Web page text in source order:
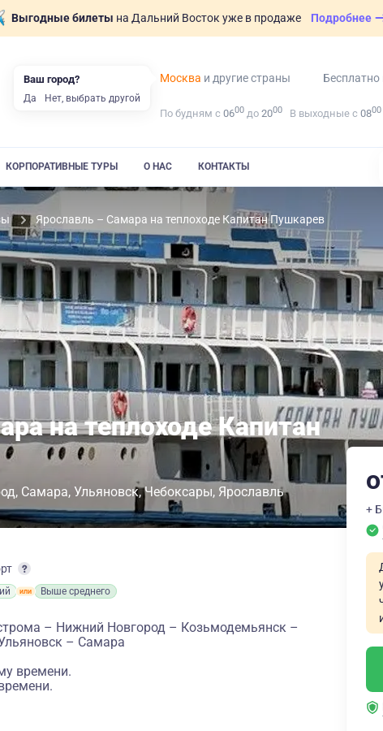
Выгодные билеты на Дальний Восток уже в продаже Подробнее
Москва и другие страны Бесплатно
По будням с 0600 до 2000 В выходные с 0800
КОРПОРАТИВНЫЕ ТУРЫ О НАС КОНТАКТЫ
Ярославль – Самара на теплоходе Капитан Пушкарев
на теплоходе Капитан
Самара Ульяновск Чебоксары Ярославль
Выше среднего
– Нижний Новгород – Козьмодемьянск –
– Самара
времени.
+
Ваш город?
Да Нет, выбрать другой